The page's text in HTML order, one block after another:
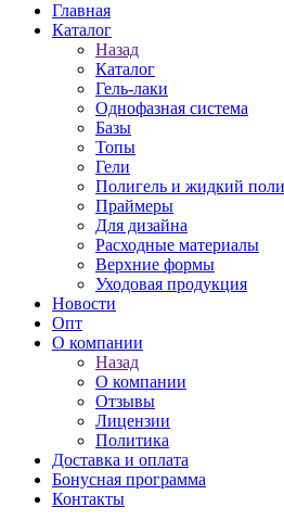
Главная
Каталог
Назад
Каталог
Гель-лаки
Однофазная система
Базы
Топы
Гели
Полигель и жидкий
Праймеры
Для дизайна
Расходные материалы
Верхние формы
Уходовая продукция
Новости
Опт
О компании
Назад
О компании
Отзывы
Лицензии
Политика
Доставка и оплата
Бонусная программа
Контакты